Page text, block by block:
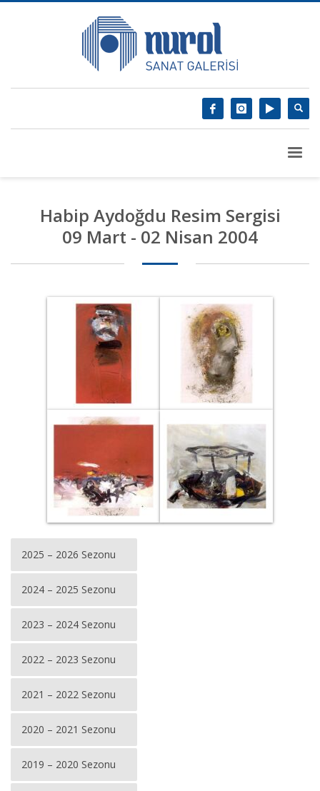
Habip Aydoğdu Resim Sergisi
09 Mart - 02 Nisan 2004
2025 – 2026 Sezonu
2024 – 2025 Sezonu
2023 – 2024 Sezonu
2022 – 2023 Sezonu
2021 – 2022 Sezonu
2020 – 2021 Sezonu
2019 – 2020 Sezonu